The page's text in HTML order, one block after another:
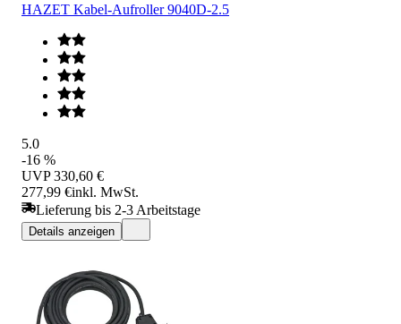
HAZET Kabel-Aufroller 9040D-2.5
5.0
-16 %
UVP 330,60 €
277,99 €inkl. MwSt.
Lieferung bis 2-3 Arbeitstage
Details anzeigen